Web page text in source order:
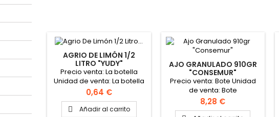
AGRIO DE LIMÓN 1/2
LITRO "YUDY"
Precio venta: La botella
Unidad de venta: La botella
Formato de la caja: 15
Botellas
Precio
0,64 €
 Añadir al carrito
AJO GRANULADO 910GR
"CONSEMUR"
Precio venta: Bote Unidad
de venta: Bote
Precio
8,28 €